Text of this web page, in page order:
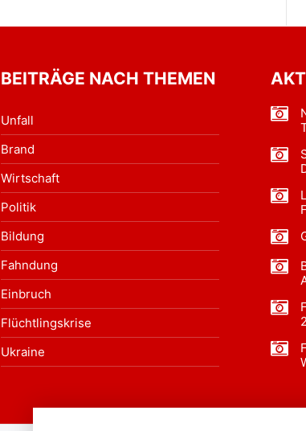
BEITRÄGE NACH THEMEN
Unfall
Brand
Wirtschaft
Politik
Bildung
Fahndung
Einbruch
Flüchtlingskrise
Ukraine